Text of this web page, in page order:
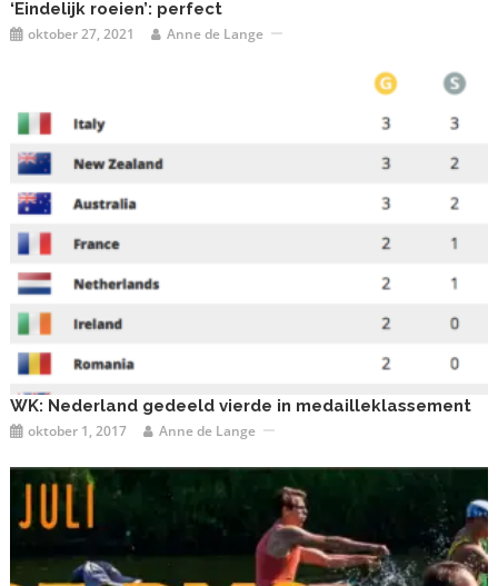
‘Eindelijk roeien’: perfect
oktober 27, 2021 Anne de Lange
WK: Nederland gedeeld vierde in medailleklassement
oktober 1, 2017 Anne de Lange